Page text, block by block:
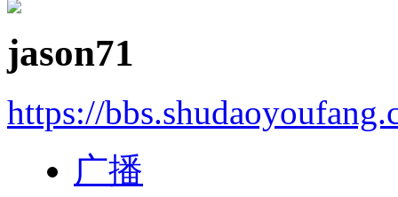
jason71
https://
广播